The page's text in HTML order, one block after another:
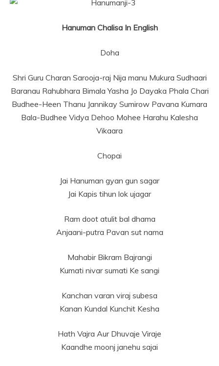
Hanuman Chalisa In English
Doha
Shri Guru Charan Sarooja-raj Nija manu Mukura Sudhaari
Baranau Rahubhara Bimala Yasha Jo Dayaka Phala Chari
Budhee-Heen Thanu Jannikay Sumirow Pavana Kumara
Bala-Budhee Vidya Dehoo Mohee Harahu Kalesha
Vikaara
Chopai
Jai Hanuman gyan gun sagar
Jai Kapis tihun lok ujagar
Ram doot atulit bal dhama
Anjaani-putra Pavan sut nama
Mahabir Bikram Bajrangi
Kumati nivar sumati Ke sangi
Kanchan varan viraj subesa
Kanan Kundal Kunchit Kesha
Hath Vajra Aur Dhuvaje Viraje
Kaandhe moonj janehu sajai